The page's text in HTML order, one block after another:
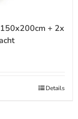
+ 2x
Details